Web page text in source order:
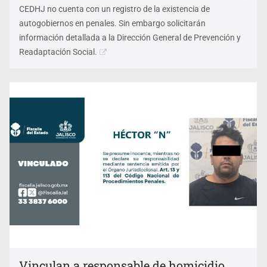
de audiencias
CEDHJ no cuenta con un registro de la existencia de
autogobiernos en penales. Sin embargo solicitarán
información detallada a la Dirección General de Prevención y
Readaptación Social.